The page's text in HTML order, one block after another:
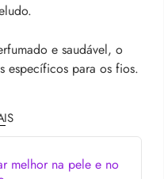
e saudável, o
específicos para os fios.
melhor na pele e no